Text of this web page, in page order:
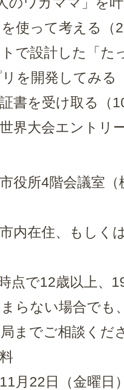
使って考える（
トで設計した「た
を開発してみる
書を受け取る（
世界大会エントリ
市役所4階会議室
市内在住、もしく
点で12歳以上、
らない場合でも
までご相談くだ
月22日（金曜日